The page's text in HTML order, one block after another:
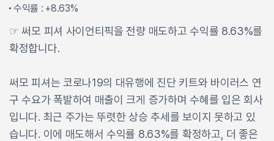
수익률 : +8.63%
☞ 써모 피셔 사이언티픽을 전량 매도하고 수익률 8.63%를
확정합니다.
써모 피셔는 코로나19의 대유행에 진단 키트와 바이러스 연
구 수요가 폭발하여 매출이 크게 증가하며 수혜를 입은 회사
입니다. 최근 주가는 뚜렷한 상승 추세를 보이지 못하고 있
습니다. 이에 매도해서 수익률 8.63%를 확정하고, 더 좋은